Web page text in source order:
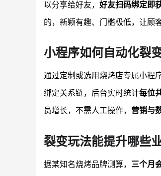
以分享给好友， 好友扫码绑定即
的，新颖有趣、门槛极低，让顾
小程序如何自动化裂
通过定制或选用烧烤店专属小程
绑定关系链，后台实时统计每位
员增长，不需人工操作， 营销与
裂变玩法能提升哪些
据某知名烧烤品牌测算， 三个月